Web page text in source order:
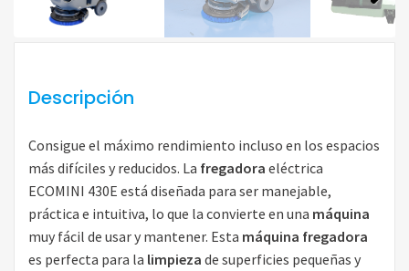
Next
Descripción
Consigue el máximo rendimiento incluso en los espacios
más difíciles y reducidos. La fregadora eléctrica
ECOMINI 430E está diseñada para ser manejable,
práctica e intuitiva, lo que la convierte en una máquina
muy fácil de usar y mantener. Esta máquina fregadora
es perfecta para la limpieza de superficies pequeñas y